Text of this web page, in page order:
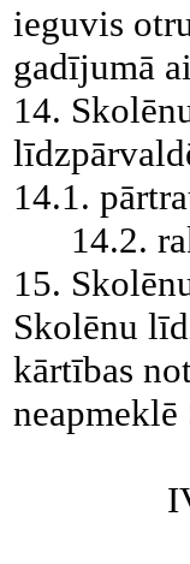
ieguvis
gadījumā
14.
14.1.
14.2.
15.
Skolēnu
kārtības
neapmeklē